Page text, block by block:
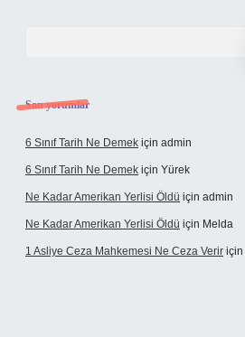
Son yorumlar
6 Sınıf Tarih Ne Demek için admin
6 Sınıf Tarih Ne Demek için Yürek
Ne Kadar Amerikan Yerlisi Öldü için admin
Ne Kadar Amerikan Yerlisi Öldü için Melda
1 Asliye Ceza Mahkemesi Ne Ceza Verir için